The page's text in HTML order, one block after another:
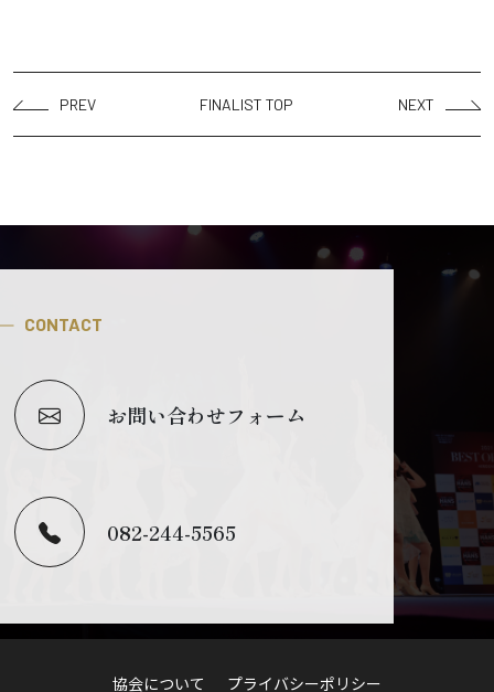
PREV FINALIST TOP NEXT
CONTACT
お問い合わせフォーム
082-244-5565
協会について プライバシーポリシー